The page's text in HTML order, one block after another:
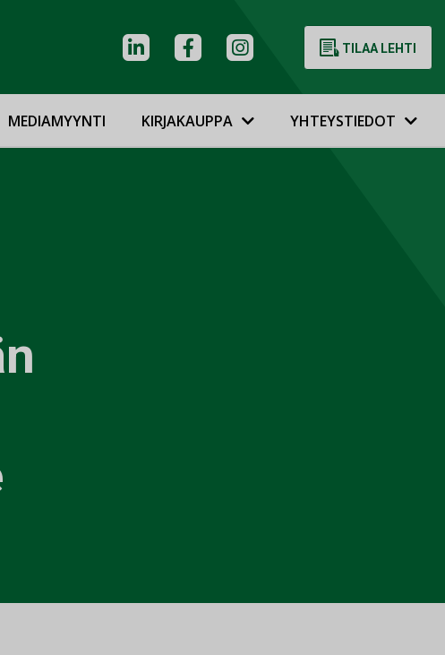
TILAA LEHTI
MEDIAMYYNTI KIRJAKAUPPA YHTEYSTIEDOT